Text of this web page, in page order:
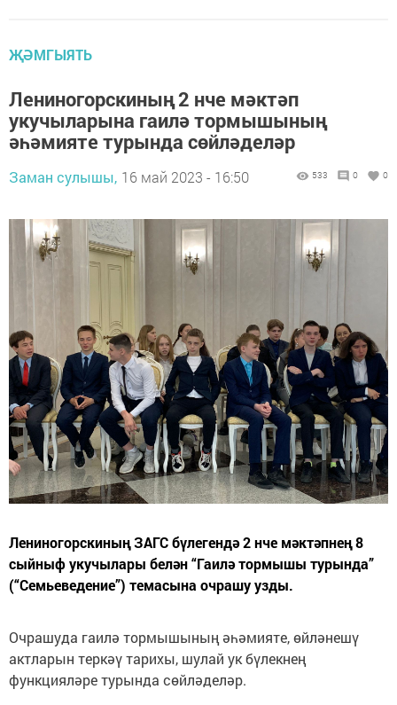
ҖӘМГЫЯТЬ
Лениногорскиның 2 нче мәктәп
укучыларына гаилә тормышының
әһәмияте турында сөйләделәр
Заман сулышы, 16 май 2023 - 16:50 533 0 0
Лениногорскиның ЗАГС бүлегендә 2 нче мәктәпнең 8
сыйныф укучылары белән “Гаилә тормышы турында”
(“Семьеведение”) темасына очрашу узды.
Очрашуда гаилә тормышының әһәмияте, өйләнешү
актларын теркәү тарихы, шулай ук бүлекнең
функцияләре турында сөйләделәр.